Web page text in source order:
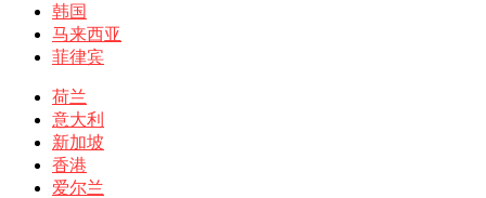
韩国
马来西亚
菲律宾
荷兰
意大利
新加坡
香港
爱尔兰